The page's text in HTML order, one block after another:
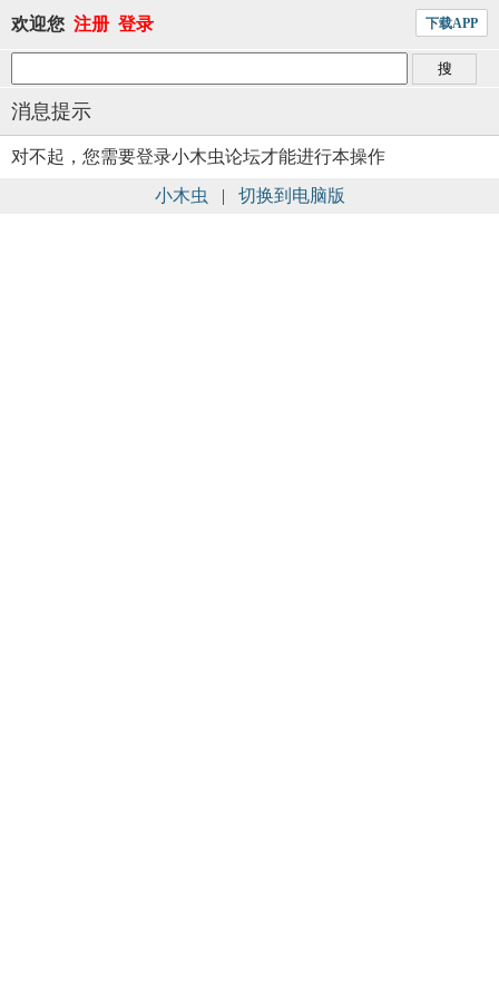
欢迎您 注册 登录 下载APP
消息提示
对不起，您需要登录小木虫论坛才能进行本操作
小木虫 | 切换到电脑版